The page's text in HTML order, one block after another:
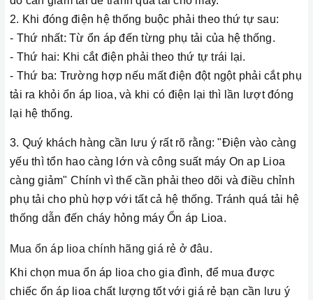
2. Khi đóng điện hệ thống buộc phải theo thứ tự sau:
- Thứ nhất: Từ ổn áp đến từng phụ tải của hệ thống.
- Thứ hai: Khi cắt điện phải theo thứ tự trái lại.
- Thứ ba: Trường hợp nếu mất điện đột ngột phải cắt phụ
tải ra khỏi ổn áp lioa, và khi có điện lại thì lần lượt đóng
lại hệ thống.
3. Quý khách hàng cần lưu ý rất rõ rằng: "Điện vào càng
yếu thì tổn hao càng lớn và công suất máy On ap Lioa
càng giảm" Chính vì thế cần phải theo dõi và điều chỉnh
phụ tải cho phù hợp với tất cả hệ thống. Tránh quá tải hệ
thống dẫn đến cháy hỏng máy Ổn áp Lioa.
Mua ổn áp lioa chính hãng giá rẻ ở đâu.
Khi chọn mua ổn áp lioa cho gia đình, để mua được
chiếc ổn áp lioa chất lượng tốt với giá rẻ bạn cần lưu ý